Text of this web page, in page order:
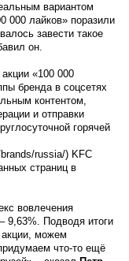
вариантом
000 лайков» поразили
завести такое
он.
«100 000
бренда в соцсетях
контентом,
и отправки
горячей
russia/) KFC
страниц в
вовлечения
9,63%. Подводя итоги
можем
что-то ещё